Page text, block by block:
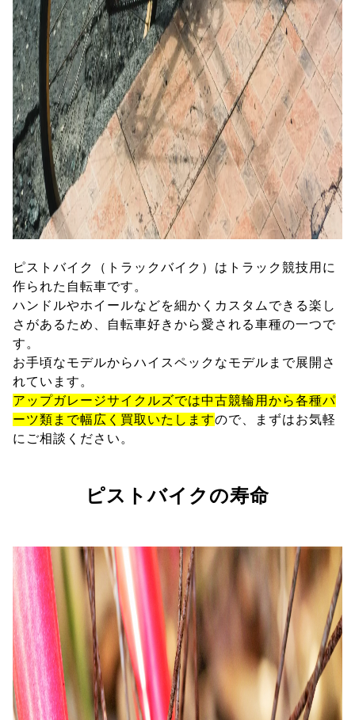
ピストバイク（トラックバイク）はトラック競技用に
作られた自転車です。
ハンドルやホイールなどを細かくカスタムできる楽し
さがあるため、自転車好きから愛される車種の一つで
す。
お手頃なモデルからハイスペックなモデルまで展開さ
れています。
アップガレージサイクルズでは中古競輪用から各種パ
ーツ類まで幅広く買取いたしますので、まずはお気軽
にご相談ください。
ピストバイクの寿命